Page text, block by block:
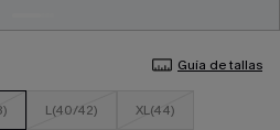
Guía de tallas
L(40/42) XL(44)